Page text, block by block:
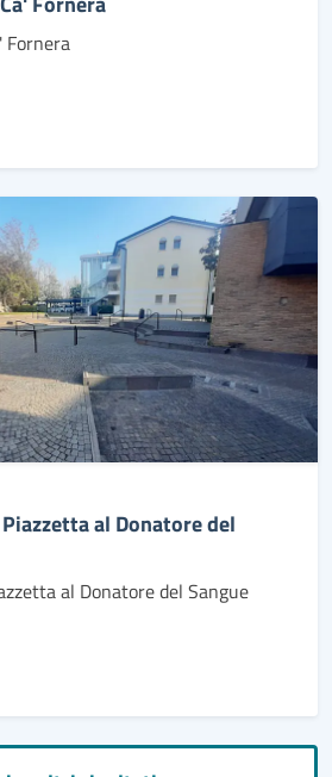
Fornera
al Donatore del
al Donatore del Sangue